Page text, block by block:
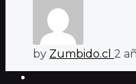
by Zumbido.cl 2